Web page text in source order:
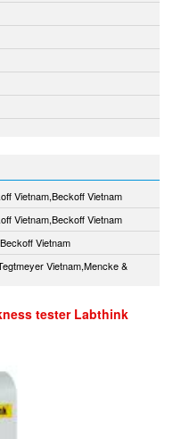
Vietnam,Beckoff Vietnam
Vietnam,Beckoff Vietnam
Vietnam
Vietnam,Mencke &
tester Labthink